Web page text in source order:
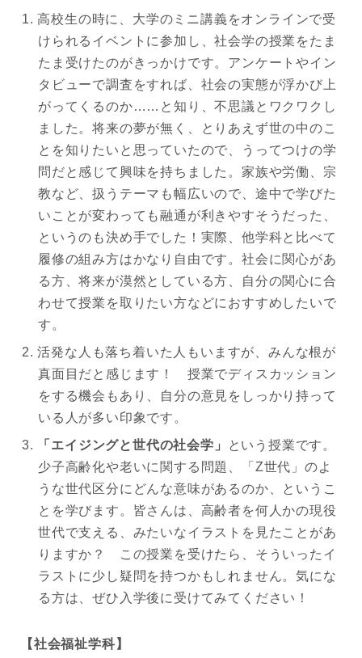
高校生の時に、大学のミニ講義をオンラインで受
けられるイベントに参加し、社会学の授業をたま
たま受けたのがきっかけです。アンケートやイン
タビューで調査をすれば、社会の実態が浮かび上
がってくるのか……と知り、不思議とワクワクし
ました。将来の夢が無く、とりあえず世の中のこ
とを知りたいと思っていたので、うってつけの学
問だと感じて興味を持ちました。家族や労働、宗
教など、扱うテーマも幅広いので、途中で学びた
いことが変わっても融通が利きやすそうだった、
というのも決め手でした！実際、他学科と比べて
履修の組み方はかなり自由です。社会に関心があ
る方、将来が漠然としている方、自分の関心に合
わせて授業を取りたい方などにおすすめしたいで
す。
活発な人も落ち着いた人もいますが、みんな根が
真面目だと感じます！ 授業でディスカッション
をする機会もあり、自分の意見をしっかり持って
いる人が多い印象です。
「エイジングと世代の社会学」
という授業です。
少子高齢化や老いに関する問題、「Z世代」のよ
うな世代区分にどんな意味があるのか、というこ
とを学びます。皆さんは、高齢者を何人かの現役
世代で支える、みたいなイラストを見たことがあ
りますか？ この授業を受けたら、そういったイ
ラストに少し疑問を持つかもしれません。気にな
る方は、ぜひ入学後に受けてみてください！
【社会福祉学科】